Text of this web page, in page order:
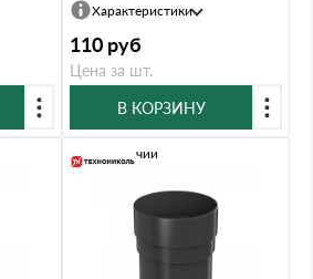
Характеристики
110 руб
Цена за шт.
В КОРЗИНУ
В наличии